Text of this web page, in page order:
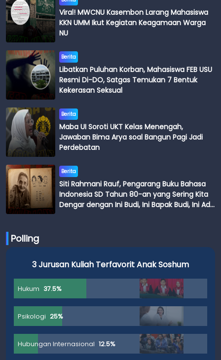
Viral! MWCNU Kasembon Larang Mahasiswa
KKN UMM Ikut Kegiatan Keagamaan Warga
NU
Berita
Libatkan Puluhan Korban, Mahasiswa FEB USU
Resmi Di-DO, Satgas Temukan 7 Bentuk
Kekerasan Seksual
Berita
Maba UI Soroti UKT Kelas Menengah,
Jawaban Bima Arya soal Bangun Pagi Jadi
Perdebatan
Berita
Siti Rahmani Rauf, Pengarang Buku Bahasa
Indonesia SD Tahun 80-an yang Sering Kita
Dengar dengan Ini Budi, Ini Bapak Budi, Ini Adik
Polling
3 Jurusan Kuliah Terfavorit Anak Soshum
Hukum 37.5%
Psikologi 25%
Hubungan Internasional 12.5%